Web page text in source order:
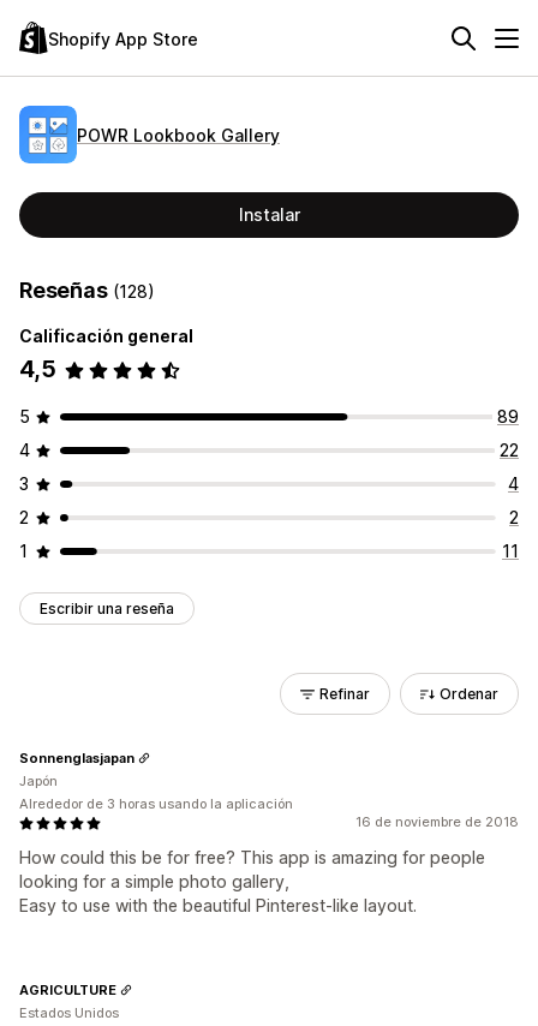
Shopify App Store
POWR Lookbook Gallery
Instalar
Reseñas (128)
Calificación general
4,5
5
89
4
22
3
4
2
2
1
11
Escribir una reseña
Refinar Ordenar
16 de noviembre de 2018
How could this be for free? This app is amazing for people
looking for a simple photo gallery,
Easy to use with the beautiful Pinterest-like layout.
Sonnenglasjapan
Japón
Alrededor de 3 horas usando la aplicación
AGRICULTURE
Estados Unidos